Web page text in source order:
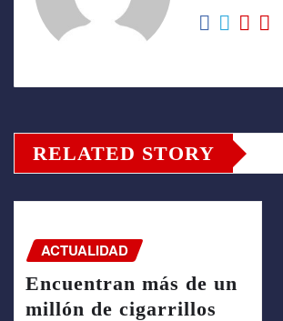
RELATED STORY
ACTUALIDAD
Encuentran más de un
millón de cigarrillos